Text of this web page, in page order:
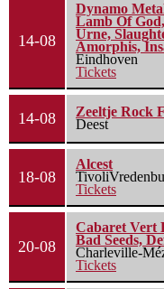
14-08
Dynamo
Lamb Of
Urne,
Amorphis,
Eindhoven
Tickets
14-08
Zeeltje Rock
Deest
18-08
Alcest
Tickets
20-08
Cabaret Vert
Bad Seeds,
Charleville-
Tickets